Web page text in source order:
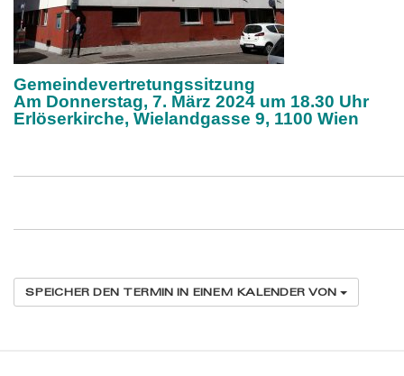
Gemeindevertretungssitzung
Am Donnerstag, 7. März 2024 um 18.30 Uhr
Erlöserkirche, Wielandgasse 9, 1100 Wien
SPEICHER DEN TERMIN IN EINEM KALENDER VON